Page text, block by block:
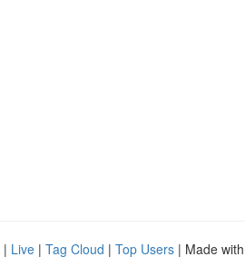
| Live | Tag Cloud | Top Users | Made with